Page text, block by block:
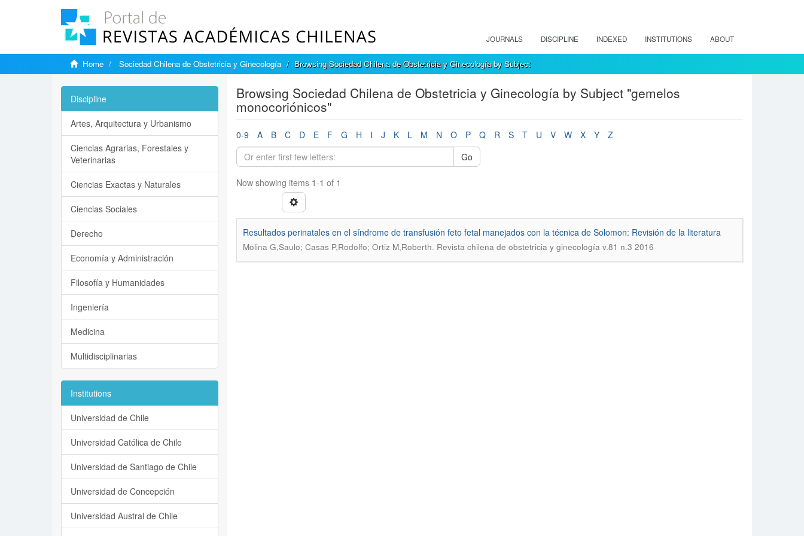
JOURNALS DISCIPLINE INDEXED INSTITUTIONS ABOUT
Home Sociedad Chilena de Obstetricia y Ginecología Browsing Sociedad Chilena de Obstetricia y Ginecología by Subject
Browsing Sociedad Chilena de Obstetricia y Ginecología by Subject "gemelos
monocoriónicos"
0-9 A B C D E F G H I J K L M N O P Q R S T U V W X Y
Z
Go
Now showing items 1-1 of 1
Resultados perinatales en el síndrome de transfusión feto fetal manejados con la técnica de Solomon: Revisión de la literatura
Molina G,Saulo; Casas P,Rodolfo; Ortiz M,Roberth. Revista chilena de obstetricia y ginecología v.81 n.3 2016
Discipline
Artes, Arquitectura y Urbanismo
Ciencias Agrarias, Forestales y
Veterinarias
Ciencias Exactas y Naturales
Ciencias Sociales
Derecho
Economía y Administración
Filosofía y Humanidades
Ingeniería
Medicina
Multidisciplinarias
Institutions
Universidad de Chile
Universidad Católica de Chile
Universidad de Santiago de Chile
Universidad de Concepción
Universidad Austral de Chile